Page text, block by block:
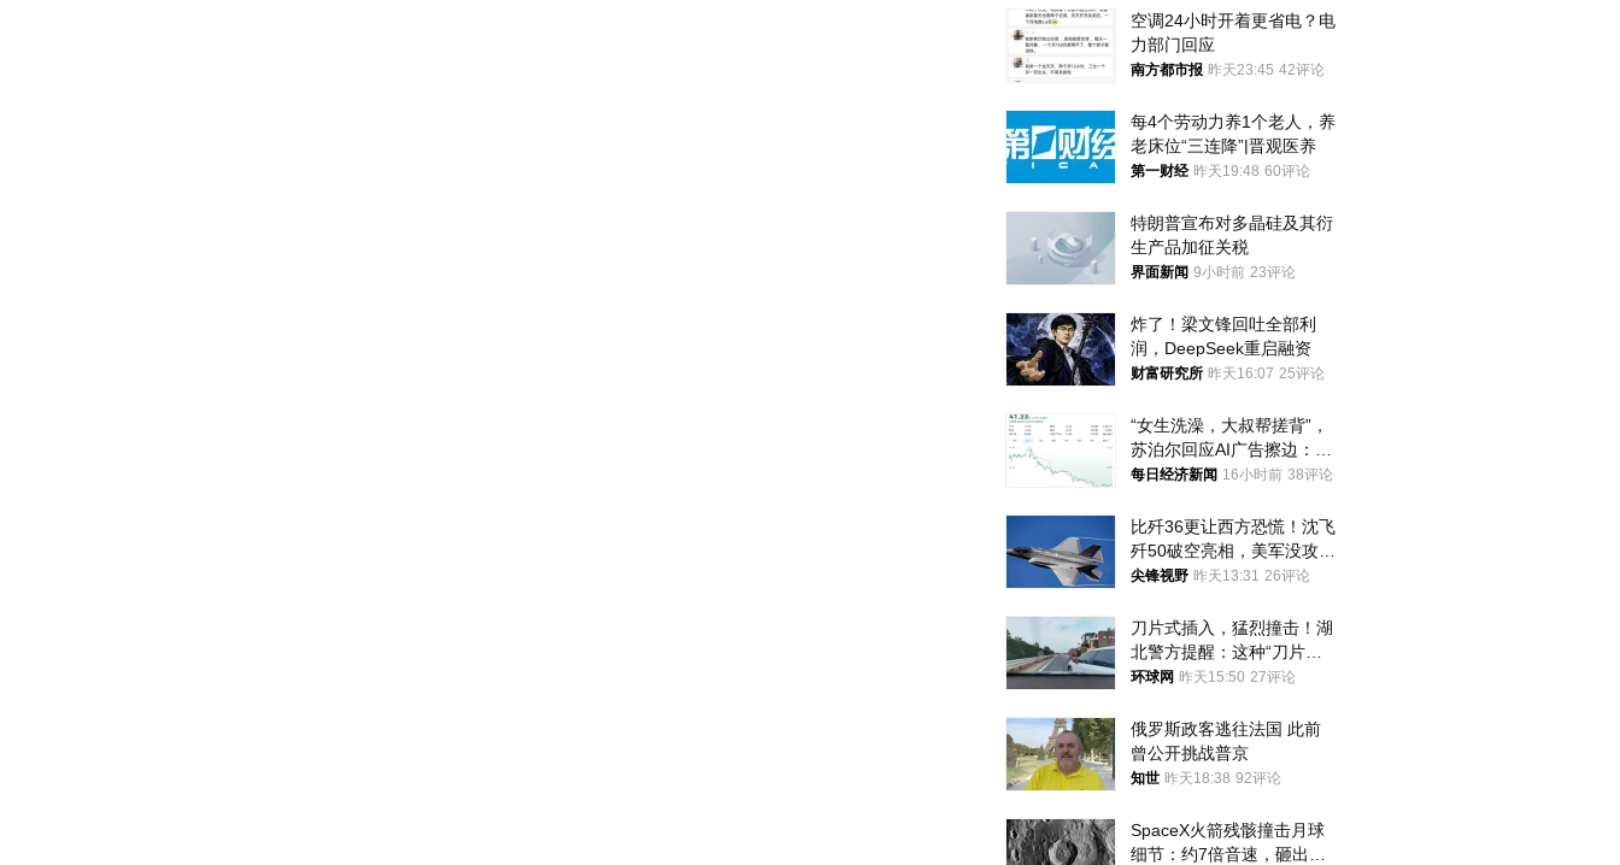
空调24小时开着更省电？电
力部门回应
南方都市报 昨天23:45 42评论
每4个劳动力养1个老人，养
老床位“三连降”|晋观医养
第一财经 昨天19:48 60评论
特朗普宣布对多晶硅及其衍
生产品加征关税
界面新闻 9小时前 23评论
炸了！梁文锋回吐全部利
润，DeepSeek重启融资
财富研究所 昨天16:07 25评论
“女生洗澡，大叔帮搓背”，
苏泊尔回应AI广告擦边：视
频全下架，已强化内容管理
每日经济新闻 16小时前 38评论
比歼36更让西方恐慌！沈飞
歼50破空亮相，美军没攻克
的技术被拿下
尖锋视野 昨天13:31 26评论
刀片式插入，猛烈撞击！湖
北警方提醒：这种“刀片超
车”，太危险了
环球网 昨天15:50 27评论
俄罗斯政客逃往法国 此前
曾公开挑战普京
知世 昨天18:38 92评论
SpaceX火箭残骸撞击月球
细节：约7倍音速，砸出直